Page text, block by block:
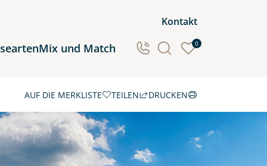
Kontakt
Mix und Match 0
Ozeanien
Südamerika
AUF DIE MERKLISTE TEILEN DRUCKEN